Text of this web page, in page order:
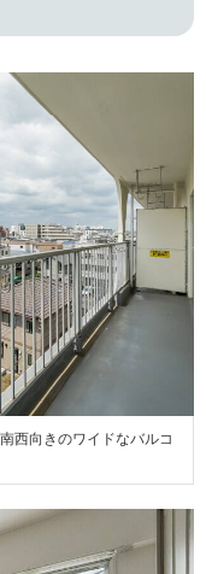
西向きのワイドなバルコ